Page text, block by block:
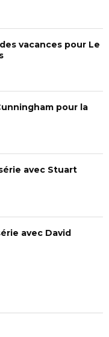
C
vacances pour Le
pour la
avec Stuart
avec David